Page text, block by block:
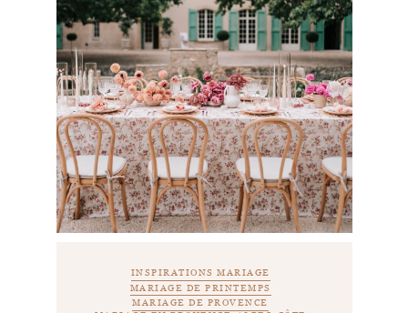
INSPIRATIONS MARIAGE
MARIAGE DE PRINTEMPS
MARIAGE DE PROVENCE